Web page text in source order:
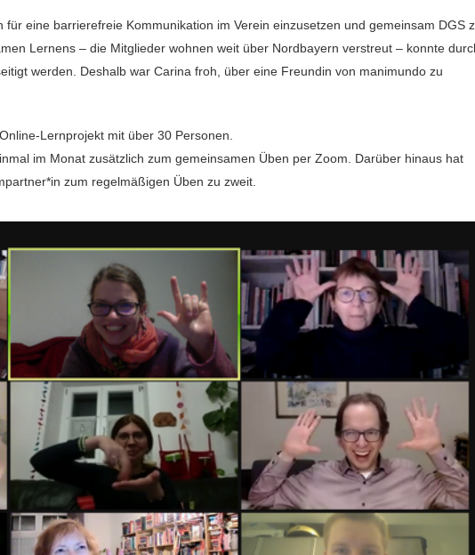
eine barrierefreie Kommunikation im Verein einzusetzen und gemeinsam DGS
Lernens – die Mitglieder wohnen weit über Nordbayern verstreut – konnte
werden. Deshalb war Carina froh, über eine Freundin von manimundo zu
Lernprojekt mit über 30 Personen.
im Monat zusätzlich zum gemeinsamen Üben per Zoom. Darüber hinaus hat
zum regelmäßigen Üben zu zweit.